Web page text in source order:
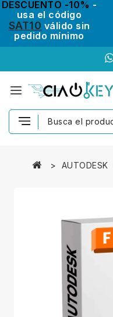
DESCUENTO -10% -
usa el código
SAT10 válido sin
pedido mínimo
AUTODESK